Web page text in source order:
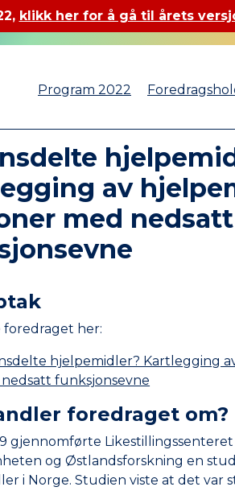
klikk her for å gå til årets
Program 2022
av
med nedsatt
foredraget her:
hjelpemidler? Kartlegging
funksjonsevne
foredraget om?
gjennomførte
og Østlandsforskning en
i Norge. Studien viste at det var